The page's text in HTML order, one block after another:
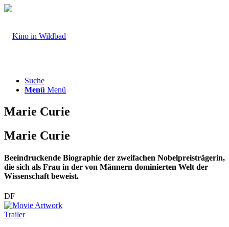
Suche
Menü Menü
Marie Curie
Marie Curie
Beeindruckende Biographie der zweifachen Nobelpreisträgerin,
die sich als Frau in der von Männern dominierten Welt der
Wissenschaft beweist.
DF
Trailer